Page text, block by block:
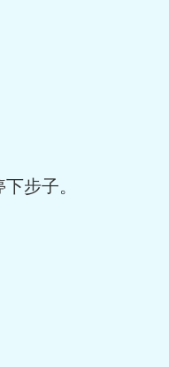
步子。